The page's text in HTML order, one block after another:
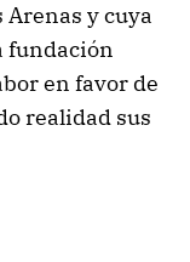
y cuya
fundación
en favor de
realidad sus